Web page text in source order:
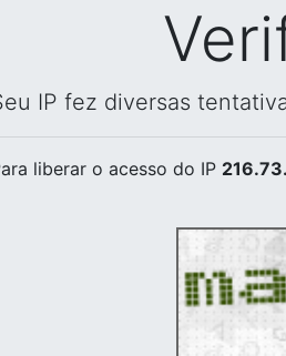
IP fez diversas
liberar o acesso do IP